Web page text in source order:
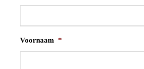
Voornaam *